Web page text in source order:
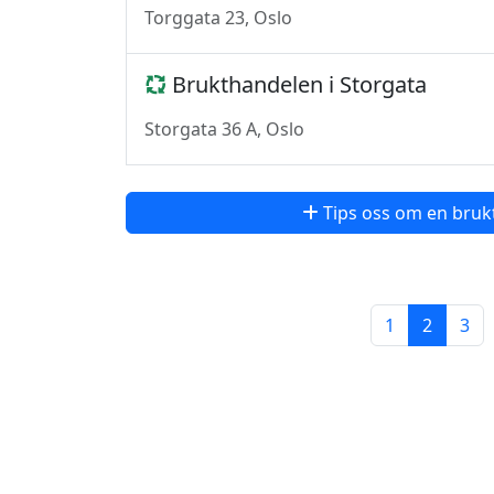
Torggata 23, Oslo
Brukthandelen i Storgata
Storgata 36 A, Oslo
Tips oss om en
1 2 3